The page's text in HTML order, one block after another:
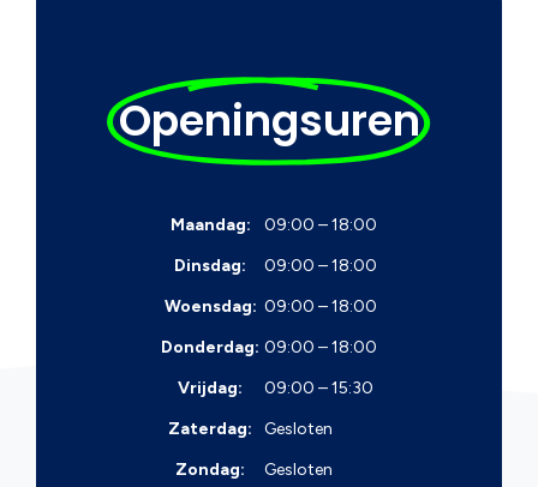
Openingsuren
Maandag:
09:00 – 18:00
Dinsdag:
09:00 – 18:00
Woensdag: 09:00 – 18:00
Donderdag: 09:00 – 18:00
Vrijdag:
09:00 – 15:30
Zaterdag:
Gesloten
Zondag:
Gesloten